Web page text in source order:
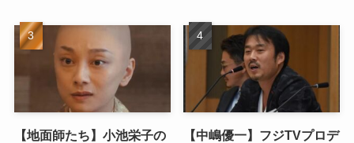
【地面師たち】小池栄子の
【中嶋優一】フジTVプロデ